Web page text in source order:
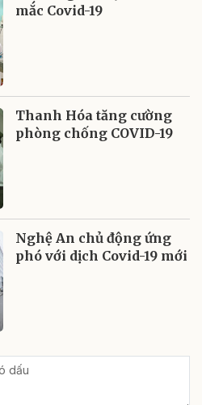
mắc Covid-19
Thanh Hóa tăng cường
phòng chống COVID-19
Nghệ An chủ động ứng
phó với dịch Covid-19 mới